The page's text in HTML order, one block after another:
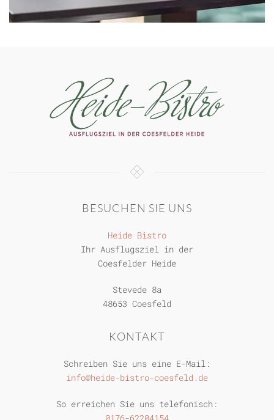
BESUCHEN SIE UNS
Heide Bistro
Ihr Ausflugsziel in der
Coesfelder Heide
Stevede 8a
48653 Coesfeld
KONTAKT
Schreiben Sie uns eine E-Mail:
info@heide-bistro-coesfeld.de
So erreichen Sie uns telefonisch: